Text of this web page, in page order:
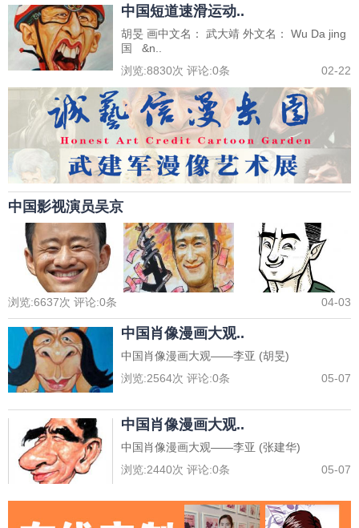
中国短道速滑运动..
胡旻 画中文名： 武大靖 外文名： Wu Da jing
国 &n..
浏览:8830次 评论:0条 02-22
中国影视演员吴京
浏览:6637次 评论:0条 04-03
中国肖像漫画大观..
中国肖像漫画大观——李亚 (胡旻)
浏览:2564次 评论:0条 05-07
中国肖像漫画大观..
中国肖像漫画大观——李亚 (张建华)
浏览:2440次 评论:0条 05-07